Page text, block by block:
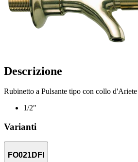
Descrizione
Rubinetto a Pulsante tipo con collo
1/2"
Varianti
FO021DFI